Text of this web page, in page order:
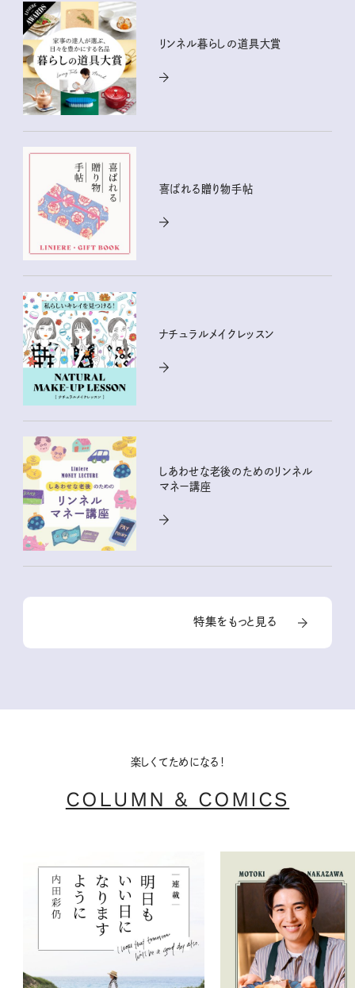
リンネル暮らしの道具大賞
喜ばれる贈り物手帖
ナチュラルメイクレッスン
しあわせな老後のためのリンネル
マネー講座
特集をもっと見る
楽しくてためになる！
COLUMN & COMICS